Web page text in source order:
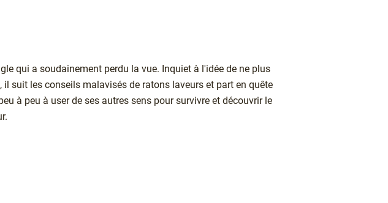
qui a soudainement perdu la vue. Inquiet à l'idée de ne plus
il suit les conseils malavisés de ratons laveurs et part en quête
à peu à user de ses autres sens pour survivre et découvrir le